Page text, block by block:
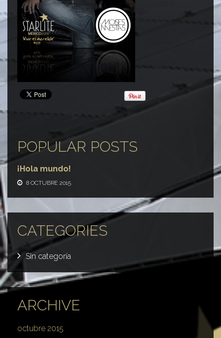
POPULAR POSTS
¡Hola mundo!
8 OCTUBRE 2015
CATEGORIES
Sin categoría
ARCHIVE
octubre 2015